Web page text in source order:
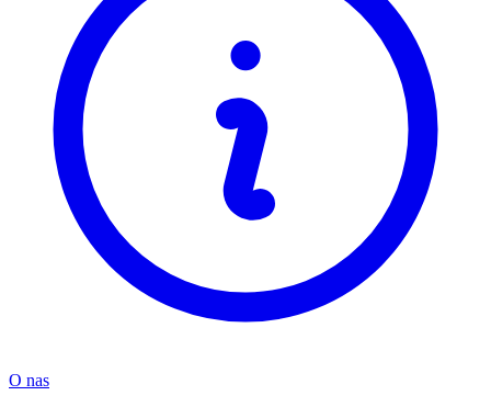
O nas